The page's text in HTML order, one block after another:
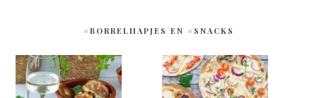
#BORRELHAPJES EN #SNACKS